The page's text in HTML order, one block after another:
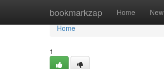
bookmarkzap Home New
Home
Home
1